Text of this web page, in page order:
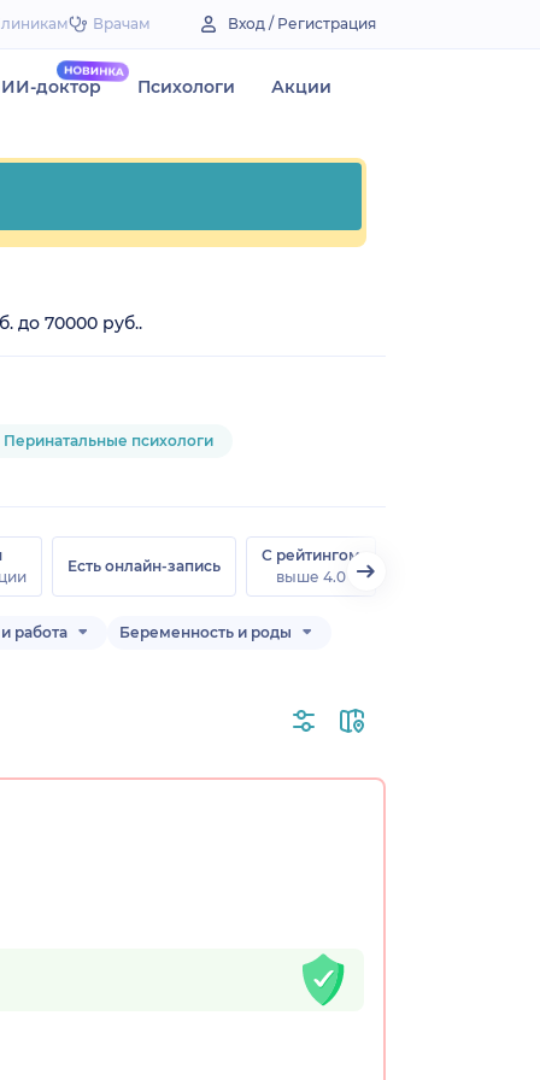
Врачам Вход / Регистрация
ИИ-доктор Психологи Акции
до 70000 руб..
Перинатальные психологи
Есть онлайн-запись
С рейтингом
выше 4.0
работа Беременность и роды